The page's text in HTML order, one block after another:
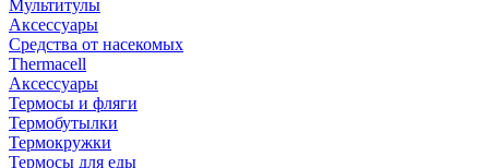
Мультитулы
Аксессуары
Средства от насекомых
Thermacell
Аксессуары
Термосы и фляги
Термобутылки
Термокружки
Термосы для еды